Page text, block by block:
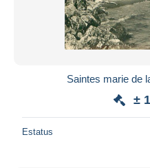
Saintes marie de
±
Estatus